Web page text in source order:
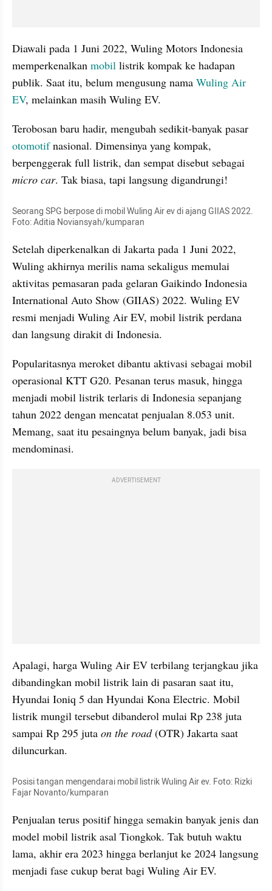
Diawali pada 1 Juni 2022, Wuling Motors Indonesia
memperkenalkan mobil listrik kompak ke hadapan
publik. Saat itu, belum mengusung nama Wuling Air
EV, melainkan masih Wuling EV.
otomotif nasional. Dimensinya yang kompak,
micro car. Tak biasa, tapi langsung digandrungi!
Seorang SPG berpose di mobil Wuling Air ev di ajang GIIAS 2022.
Foto: Aditia Noviansyah/kumparan
Setelah diperkenalkan di Jakarta pada 1 Juni 2022,
Wuling akhirnya merilis nama sekaligus memulai
aktivitas pemasaran pada gelaran Gaikindo Indonesia
International Auto Show (GIIAS) 2022. Wuling EV
resmi menjadi Wuling Air EV, mobil listrik perdana
dan langsung dirakit di Indonesia.
Popularitasnya meroket dibantu aktivasi sebagai mobil
operasional KTT G20. Pesanan terus masuk, hingga
menjadi mobil listrik terlaris di Indonesia sepanjang
tahun 2022 dengan mencatat penjualan 8.053 unit.
Memang, saat itu pesaingnya belum banyak, jadi bisa
mendominasi.
ADVERTISEMENT
Apalagi, harga Wuling Air EV terbilang terjangkau jika
dibandingkan mobil listrik lain di pasaran saat itu,
Hyundai Ioniq 5 dan Hyundai Kona Electric. Mobil
listrik mungil tersebut dibanderol mulai Rp 238 juta
sampai Rp 295 juta on the road (OTR) Jakarta saat
diluncurkan.
Posisi tangan mengendarai mobil listrik Wuling Air ev. Foto: Rizki
Fajar Novanto/kumparan
Penjualan terus positif hingga semakin banyak jenis dan
model mobil listrik asal Tiongkok. Tak butuh waktu
lama, akhir era 2023 hingga berlanjut ke 2024 langsung
menjadi fase cukup berat bagi Wuling Air EV.